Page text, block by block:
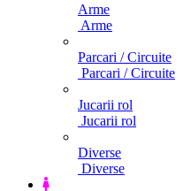
Arme
Arme
Parcari / Circuite
Parcari / Circuite
Jucarii rol
Jucarii rol
Diverse
Diverse